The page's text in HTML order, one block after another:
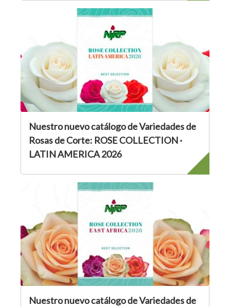
Nuestro nuevo catálogo de Variedades de
Rosas de Corte: ROSE COLLECTION ·
LATIN AMERICA 2026
Nuestro nuevo catálogo de Variedades de